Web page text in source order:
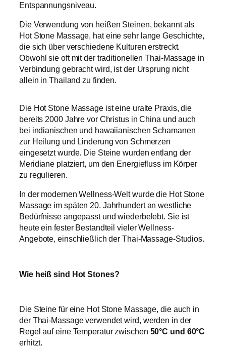
Entspannungsniveau.
Die Verwendung von heißen Steinen, bekannt als
Hot Stone Massage, hat eine sehr lange Geschichte,
die sich über verschiedene Kulturen erstreckt.
Obwohl sie oft mit der traditionellen Thai-Massage in
Verbindung gebracht wird, ist der Ursprung nicht
allein in Thailand zu finden.
Die Hot Stone Massage ist eine uralte Praxis, die
bereits 2000 Jahre vor Christus in China und auch
bei indianischen und hawaiianischen Schamanen
zur Heilung und Linderung von Schmerzen
eingesetzt wurde. Die Steine wurden entlang der
Meridiane platziert, um den Energiefluss im Körper
zu regulieren.
In der modernen Wellness-Welt wurde die Hot Stone
Massage im späten 20. Jahrhundert an westliche
Bedürfnisse angepasst und wiederbelebt. Sie ist
heute ein fester Bestandteil vieler Wellness-
Angebote, einschließlich der Thai-Massage-Studios.
Wie heiß sind Hot Stones?
Die Steine für eine Hot Stone Massage, die auch in
der Thai-Massage verwendet wird, werden in der
Regel auf eine Temperatur zwischen 50°C und 60°C
erhitzt.